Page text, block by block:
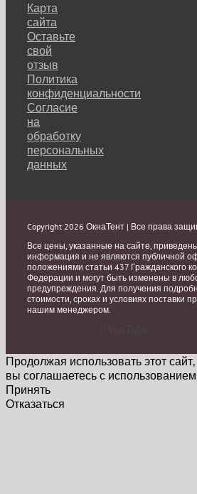
Карта
сайта
Оставьте
свой
отзыв
Политика
конфиденциальности
Согласие
на
обработку
персональных
данных
Copyright 2026 ОкнаТент | Все права
Все цены, указанные на сайте,
информация и не являются публичной
положениями статьи 437 Гражданского
Федерации и могут быть изменены в
предупреждения. Для получения
стоимости, сроках и условиях поставки
нашим менеджером.
Продолжая использовать этот сайт,
вы соглашаетесь с
Принять
Отказаться